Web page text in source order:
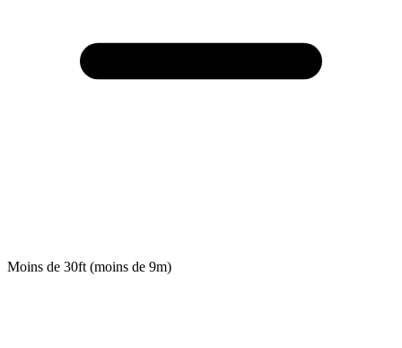
Moins de 30ft (moins de 9m)